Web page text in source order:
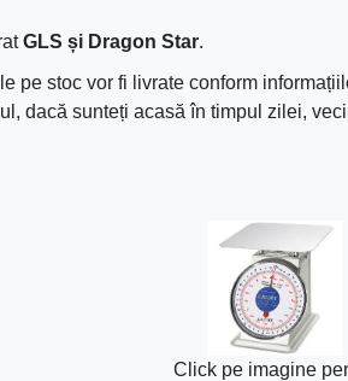
GLS și Dragon Star.
pe stoc vor fi livrate conform
dacă sunteți acasă în timpul zilei,
Click pe imagine